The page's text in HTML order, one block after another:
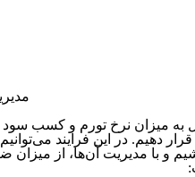
میزان نرخ تورم و کسب
دهیم. در این فرایند
و با مدیریت آن‌ها، از میزان